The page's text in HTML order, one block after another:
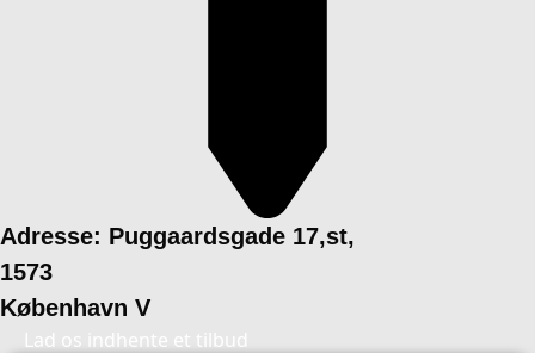
Adresse: Puggaardsgade 17,st,
1573
København V
Lad os indhente et tilbud